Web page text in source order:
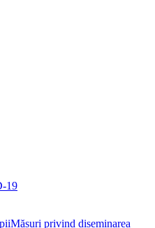
19
Măsuri privind diseminarea